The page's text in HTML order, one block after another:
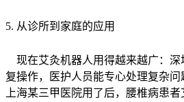
5. 从诊所到家庭的应用
现在艾灸机器人用得越来越广：深
复操作，医护人员能专心处理复杂问
上海某三甲医院用了后，腰椎病患